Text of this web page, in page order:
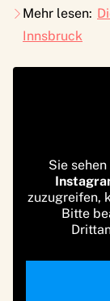
Mehr lesen:
Innsbruck
Sie
zuzugreifen,
Bitte